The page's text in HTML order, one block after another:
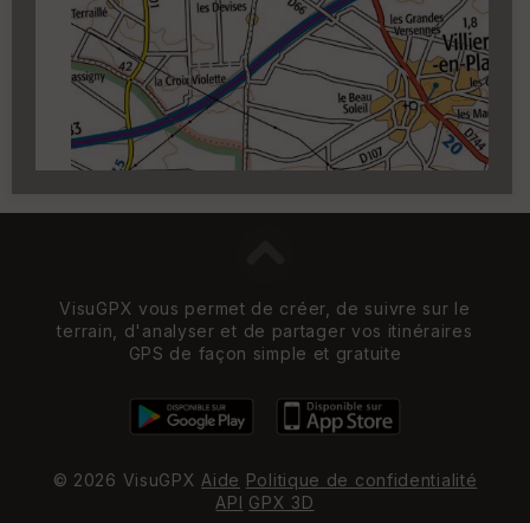
Carroyage UTM
(1km à partir du niveau de
zoom 14)
VisuGPX vous permet de créer, de suivre sur le
terrain, d'analyser et de partager vos itinéraires
GPS de façon simple et gratuite
© 2026 VisuGPX Aide Politique de confidentialité
API GPX 3D